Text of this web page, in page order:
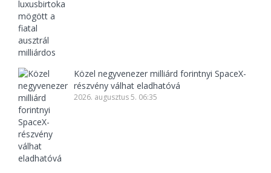
Közel negyvenezer milliárd forintnyi SpaceX-
részvény válhat eladhatóvá
2026. augusztus 5. 06:35